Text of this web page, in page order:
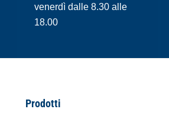
venerdì dalle 8.30 alle
18.00
Prodotti